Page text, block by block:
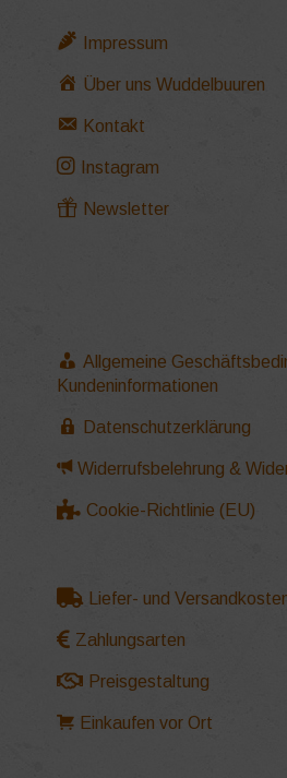
Impressum
Über uns Wuddelbuuren
Kontakt
Instagram
Newsletter
Allgemeine
Kundeninformationen
Datenschutzerklärung
Widerrufsbelehrung &
Cookie-Richtlinie (EU)
Liefer- und
Zahlungsarten
Preisgestaltung
Einkaufen vor Ort